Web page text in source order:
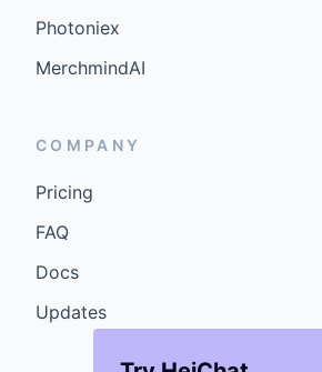
Photoniex
MerchmindAI
COMPANY
Pricing
FAQ
Docs
Updates